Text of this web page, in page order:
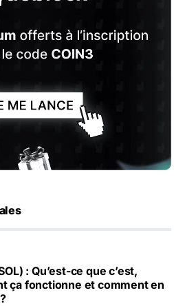
: Qu’est-ce que c’est,
ça fonctionne et comment en